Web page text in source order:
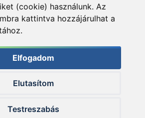
(cookie) használunk. Az
kattintva hozzájárulhat a
Elfogadom
Elutasítom
Testreszabás